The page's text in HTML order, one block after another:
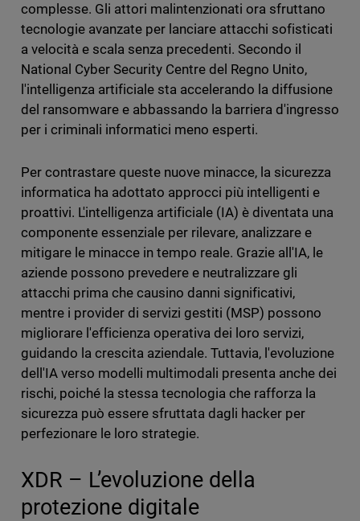
complesse. Gli attori malintenzionati ora sfruttano
tecnologie avanzate per lanciare attacchi sofisticati
a velocità e scala senza precedenti. Secondo il
National Cyber ​​Security Centre del Regno Unito,
l'intelligenza artificiale sta accelerando la diffusione
del ransomware e abbassando la barriera d'ingresso
per i criminali informatici meno esperti.
Per contrastare queste nuove minacce, la sicurezza
informatica ha adottato approcci più intelligenti e
proattivi. L'intelligenza artificiale (IA) è diventata una
componente essenziale per rilevare, analizzare e
mitigare le minacce in tempo reale. Grazie all'IA, le
aziende possono prevedere e neutralizzare gli
attacchi prima che causino danni significativi,
mentre i provider di servizi gestiti (MSP) possono
migliorare l'efficienza operativa dei loro servizi,
guidando la crescita aziendale. Tuttavia, l'evoluzione
dell'IA verso modelli multimodali presenta anche dei
rischi, poiché la stessa tecnologia che rafforza la
sicurezza può essere sfruttata dagli hacker per
perfezionare le loro strategie.
XDR – L’evoluzione della
protezione digitale